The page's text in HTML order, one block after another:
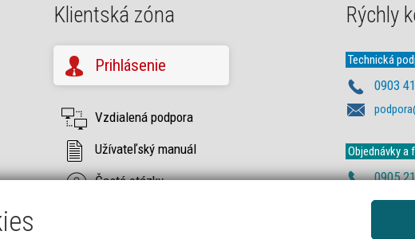
Klientská zóna
Prihlásenie
Vzdialená podpora
Užívateľský manuál
Časté otázky
Rýchly
Technická
0903
Objednávky a
0905